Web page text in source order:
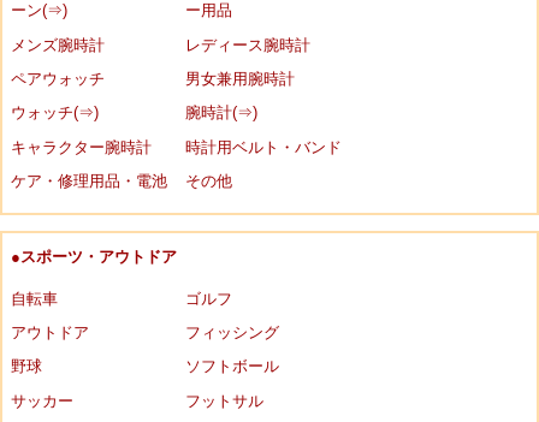
ーン(⇒)
ー用品
メンズ腕時計
レディース腕時計
ペアウォッチ
男女兼用腕時計
ウォッチ(⇒)
腕時計(⇒)
キャラクター腕時計
時計用ベルト・バンド
ケア・修理用品・電池
その他
●スポーツ・アウトドア
自転車
ゴルフ
アウトドア
フィッシング
野球
ソフトボール
サッカー
フットサル